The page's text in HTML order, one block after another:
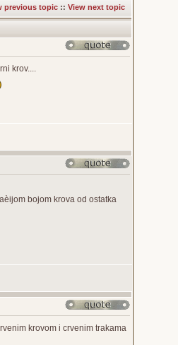
previous topic :: View next topic
krov....
bojom krova od ostatka
krovom i crvenim trakama